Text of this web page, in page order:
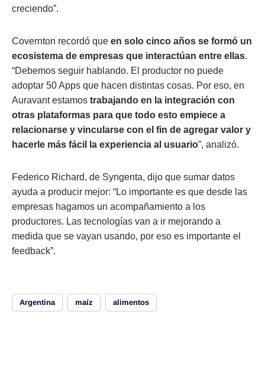
creciendo”.
Covernton recordó que en solo cinco años se formó un
ecosistema de empresas que interactúan entre ellas.
“Debemos seguir hablando. El productor no puede
adoptar 50 Apps que hacen distintas cosas. Por eso, en
Auravant estamos trabajando en la integración con
otras plataformas para que todo esto empiece a
relacionarse y vincularse con el fin de agregar valor y
hacerle más fácil la experiencia al usuario”, analizó.
Federico Richard, de Syngenta, dijo que sumar datos
ayuda a producir mejor: “Lo importante es que desde las
empresas hagamos un acompañamiento a los
productores. Las tecnologías van a ir mejorando a
medida que se vayan usando, por eso es importante el
feedback”.
Argentina maíz alimentos